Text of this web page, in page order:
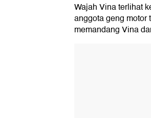
Wajah Vina terlihat
anggota geng motor
memandang Vina